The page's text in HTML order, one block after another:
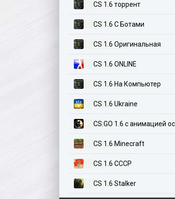
CS 1.6 торрент
CS 1.6 С Ботами
CS 1.6 Оригинальная
CS 1.6 ONLINE
CS 1.6 На Компьютер
CS 1.6 Ukraine
CS:GO 1.6 с анимацией
CS 1.6 Minecraft
CS 1.6 СССР
CS 1.6 Stalker